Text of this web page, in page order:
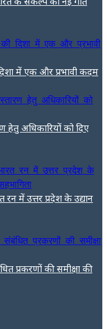
में एक और प्रभावी कदम
हेतु अधिकारियों को दिए
में उत्तर प्रदेश के उद्यान
प्रकरणों की समीक्षा की